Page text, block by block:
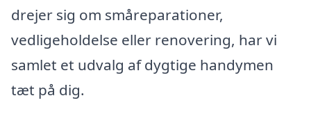
drejer sig om småreparationer,
vedligeholdelse eller renovering, har vi
samlet et udvalg af dygtige handymen
tæt på dig.